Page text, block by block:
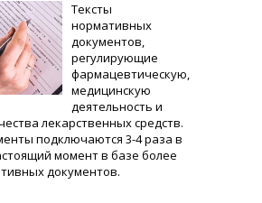
Тексты
нормативных
документов,
регулирующие
фармацевтическую,
медицинскую
деятельность и
лекарственных средств.
подключаются 3-4 раза в
момент в базе более
документов.